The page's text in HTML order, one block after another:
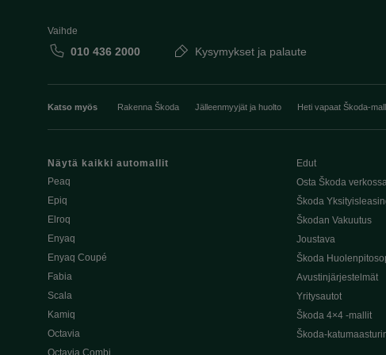
Vaihde
010 436 2000 Kysymykset ja palaute
Katso myös Rakenna Škoda Jälleenmyyjät ja huolto Heti vapaat Škoda-
Näytä kaikki automallit
Peaq
Epiq
Elroq
Enyaq
Enyaq Coupé
Fabia
Scala
Kamiq
Octavia
Edut
Osta Škoda
Škoda
Škodan Vakuutus
Joustava
Škoda
Avustinjärjestelmät
Yritysautot
Škoda 4×4 -mallit
Škoda-